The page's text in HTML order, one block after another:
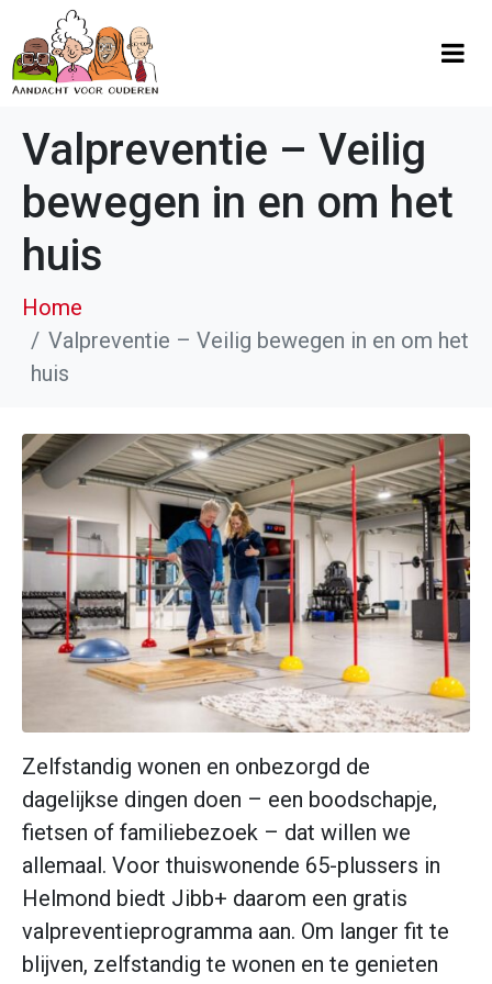
Valpreventie – Veilig
bewegen in en om het
huis
Home
Valpreventie – Veilig bewegen in en om het
huis
Zelfstandig wonen en onbezorgd de
dagelijkse dingen doen – een boodschapje,
fietsen of familiebezoek – dat willen we
allemaal. Voor thuiswonende 65-plussers in
Helmond biedt Jibb+ daarom een gratis
valpreventieprogramma aan. Om langer fit te
blijven, zelfstandig te wonen en te genieten